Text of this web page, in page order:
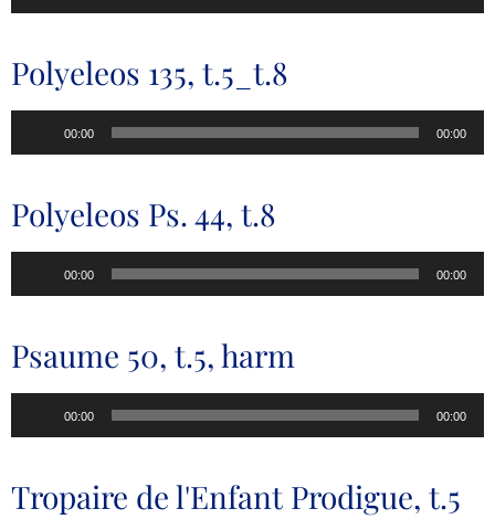
audio
Polyeleos 135, t.5_t.8
audio
00:00 00:00
Polyeleos Ps. 44, t.8
audio
00:00 00:00
Psaume 50, t.5, harm
audio
00:00 00:00
Tropaire de l'Enfant Prodigue, t.5